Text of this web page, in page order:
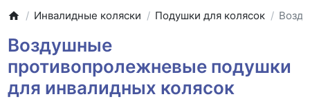
Инвалидные коляски Подушки для колясок
Воздушные
противопролежневые подушки
для инвалидных колясок